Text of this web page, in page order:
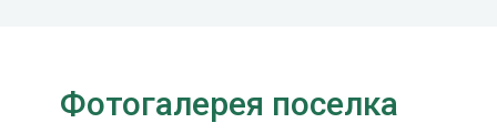
Фотогалерея поселка